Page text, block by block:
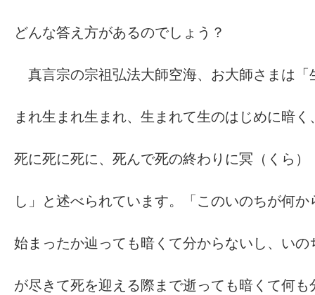
どんな答え方があるのでしょう？
真言宗の宗祖弘法大師空海、お大師さまは「
まれ生まれ生まれ、生まれて生のはじめに暗く
死に死に死に、死んで死の終わりに冥（くら）
し」と述べられています。「このいのちが何か
始まったか辿っても暗くて分からないし、いの
が尽きて死を迎える際まで逝っても暗くて何も